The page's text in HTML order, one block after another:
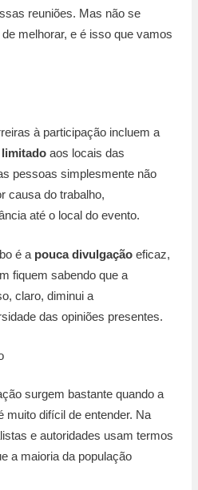
reuniões. Mas não se
melhorar, e é isso que vamos
à participação incluem a
limitado aos locais das
pessoas simplesmente não
causa do trabalho,
até o local do evento.
é a pouca divulgação eficaz,
fiquem sabendo que a
claro, diminui a
das opiniões presentes.
surgem bastante quando a
muito difícil de entender. Na
e autoridades usam termos
a maioria da população